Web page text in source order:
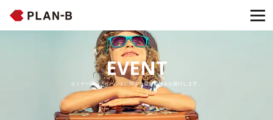
EVENT
セミナー開催・イベントに関する最新情報をお届けします。